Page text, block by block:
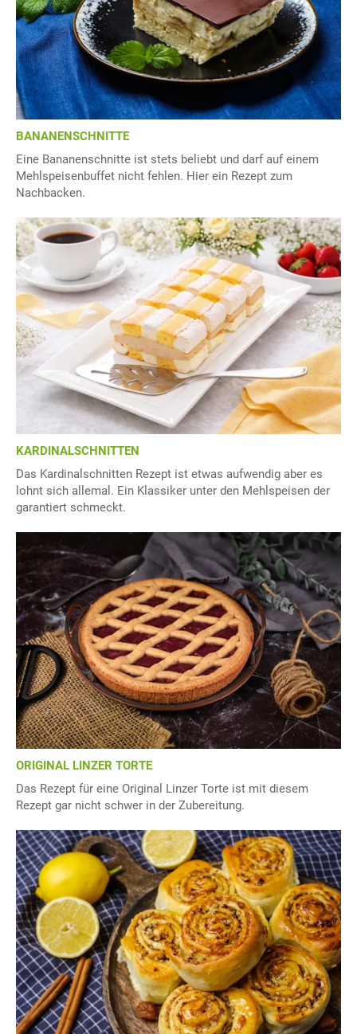
BANANENSCHNITTE
Eine Bananenschnitte ist stets beliebt und darf auf einem
Mehlspeisenbuffet nicht fehlen. Hier ein Rezept zum
Nachbacken.
KARDINALSCHNITTEN
Das Kardinalschnitten Rezept ist etwas aufwendig aber es
lohnt sich allemal. Ein Klassiker unter den Mehlspeisen der
garantiert schmeckt.
ORIGINAL LINZER TORTE
Das Rezept für eine Original Linzer Torte ist mit diesem
Rezept gar nicht schwer in der Zubereitung.